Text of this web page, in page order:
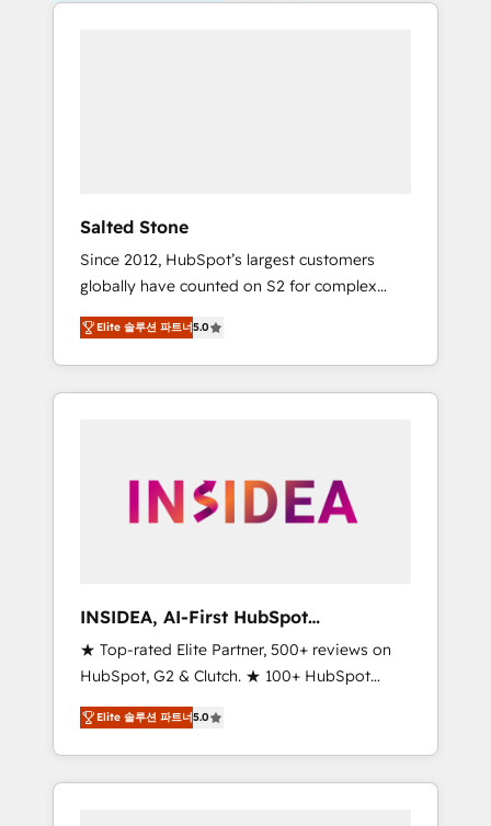
Salted Stone
Since 2012, HubSpot’s largest customers
globally have counted on S2 for complex
migrations, change management, systems
integration, and creative solutions that
deliver measurable impact and transform
brand experiences As one of the few full-
globally regionalized HubSpot websites,
integrated marketing campaigns, & RevOps
adoption with change-management
programs, and align marketing, sales, and
service to drive sustainable growth With 6
key HubSpot accreditations and experience
across hundreds of organizations in dozens
of industries, there’s a good chance one of
our globally integrated teams has worked
Elite 솔루션 파트너5.0
INSIDEA, AI-First HubSpot
Onboarding & RevOps
★ Top-rated Elite Partner, 500+ reviews on
HubSpot, G2 & Clutch. ★ 100+ HubSpot
Certified Experts & Trainers across the team
★ 1,500+ implementations across five
continents ★ AI-First, RevOps-led,
Onboarding obsessed ★ Company of the
Elite 솔루션 파트너5.0